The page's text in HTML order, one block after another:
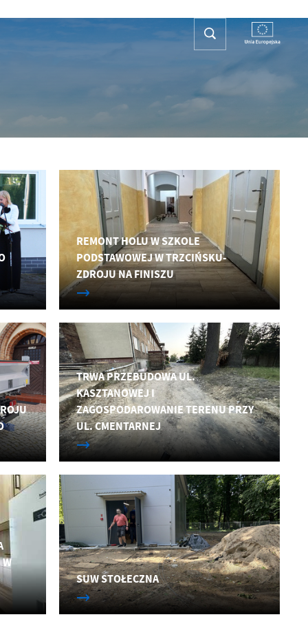
PLAN OGÓLNY
REMONT HOLU W SZKOLE
PODSTAWOWEJ W TRZCIŃSKU-
ZDROJU NA FINISZU
TRWA PRZEBUDOWA UL.
KASZTANOWEJ I
ZAGOSPODAROWANIE TERENU PRZY
UL. CMENTARNEJ
W
SUW STOŁECZNA